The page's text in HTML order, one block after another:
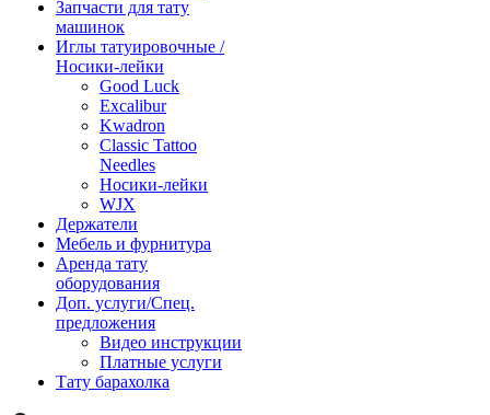
Запчасти для тату
машинок
Иглы татуировочные /
Носики-лейки
Good Luck
Excalibur
Kwadron
Classic Tattoo
Needles
Носики-лейки
WJX
Держатели
Мебель и фурнитура
Аренда тату
оборудования
Доп. услуги/Спец.
предложения
Видео инструкции
Платные услуги
Тату барахолка